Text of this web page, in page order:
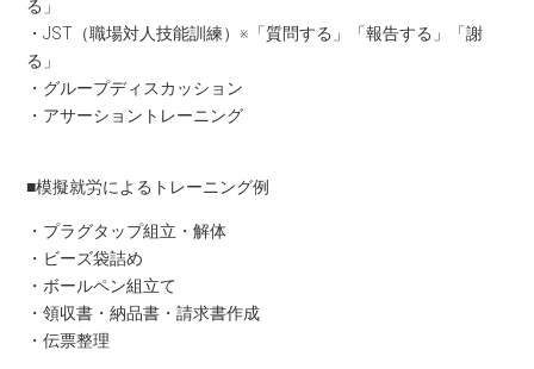
る」
・JST（職場対人技能訓練）※「質問する」「報告する」「謝
る」
・グループディスカッション
・アサーショントレーニング
■模擬就労によるトレーニング例
・プラグタップ組立・解体
・ビーズ袋詰め
・ボールペン組立て
・領収書・納品書・請求書作成
・伝票整理